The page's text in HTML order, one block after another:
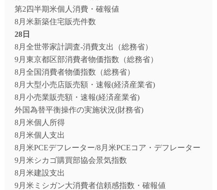
第2四半期米個人消費・確報値
8月米新築住宅販売件数
28日
8月全世帯家計調査-消費支出（総務省）
9月東京都区部消費者物価指数（総務省）
8月全国消費者物価指数（総務省）
8月大型小売店販売額・速報(経済産業省)
8月小売業販売額・速報(経済産業省)
外国為替平衡操作の実施状況(財務省)
8月米個人所得
8月米個人支出
8月米PCEデフレーター/8月米PCEコア・デフレーター
9月米シカゴ購買部協会景気指数
8月米建設支出
9月米ミシガン大消費者信頼感指数・確報値